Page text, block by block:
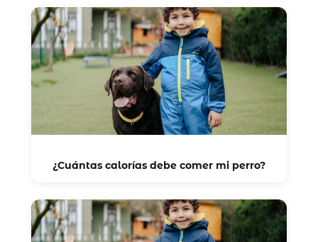
¿Cuántas calorías debe comer mi perro?